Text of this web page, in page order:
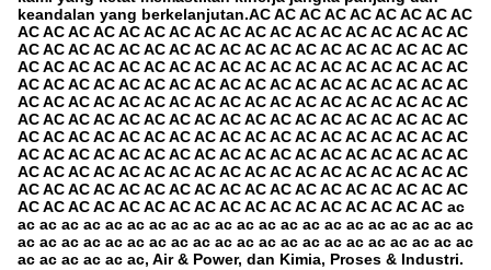
keandalan yang berkelanjutan.AC AC AC AC AC AC AC AC AC
AC AC AC AC AC AC AC AC AC AC AC AC AC AC AC AC AC AC
AC AC AC AC AC AC AC AC AC AC AC AC AC AC AC AC AC AC
AC AC AC AC AC AC AC AC AC AC AC AC AC AC AC AC AC AC
AC AC AC AC AC AC AC AC AC AC AC AC AC AC AC AC AC AC
AC AC AC AC AC AC AC AC AC AC AC AC AC AC AC AC AC AC
AC AC AC AC AC AC AC AC AC AC AC AC AC AC AC AC AC AC
AC AC AC AC AC AC AC AC AC AC AC AC AC AC AC AC AC AC
AC AC AC AC AC AC AC AC AC AC AC AC AC AC AC AC AC AC
AC AC AC AC AC AC AC AC AC AC AC AC AC AC AC AC AC AC
AC AC AC AC AC AC AC AC AC AC AC AC AC AC AC AC AC AC
AC AC AC AC AC AC AC AC AC AC AC AC AC AC AC AC AC ac
ac ac ac ac ac ac ac ac ac ac ac ac ac ac ac ac ac ac ac ac ac
ac ac ac ac ac ac ac ac ac ac ac ac ac ac ac ac ac ac ac ac ac
ac ac ac ac ac ac, Air & Power, dan Kimia, Proses & Industri.